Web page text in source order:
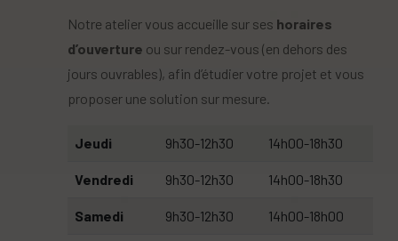
Notre atelier vous accueille sur ses horaires
d’ouverture ou sur rendez-vous (en dehors des
jours ouvrables), afin d’étudier votre projet et vous
proposer une solution sur mesure.
Jeudi 9h30-12h30 14h00-18h30
Vendredi 9h30-12h30 14h00-18h30
Samedi 9h30-12h30 14h00-18h00